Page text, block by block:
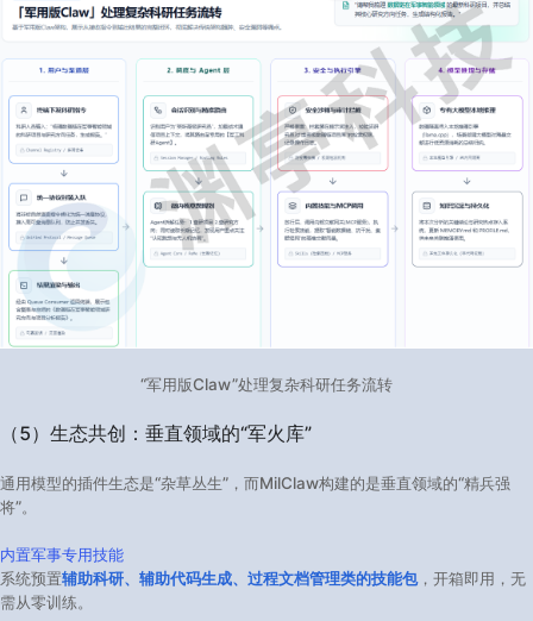
“军用版Claw”处理复杂科研任务流转
（5）生态共创：垂直领域的“军火库”​
通用模型的插件生态是“杂草丛生”，而MilClaw构建的是垂直领域的“精兵强
将”。
内置军事专用技能
系统预置辅助科研、辅助代码生成、过程文档管理类的技能包，开箱即用，无
需从零训练。